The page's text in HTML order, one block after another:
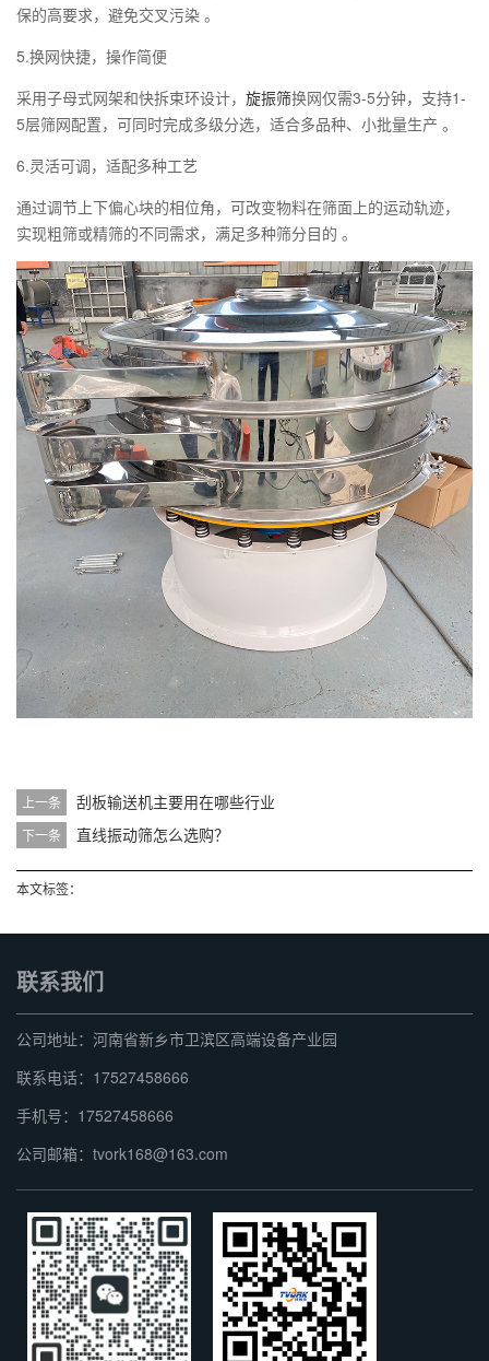
保的高要求，避免交叉污染 。
‌5.换网快捷，操作简便‌
采用子母式网架和快拆束环设计，‌ 旋振筛换网仅需3-5分钟‌，支持1-
5层筛网配置，可同时完成多级分选，适合多品种、小批量生产 。
‌6.灵活可调，适配多种工艺‌
通过调节上下偏心块的相位角，可改变物料在筛面上的运动轨迹，
实现粗筛或精筛的不同需求，满足多种筛分目的 。
上一条 刮板输送机主要用在哪些行业
下一条 直线振动筛怎么选购？
本文标签：
联系我们
公司地址：河南省新乡市卫滨区高端设备产业园
联系电话：17527458666
手机号：17527458666
公司邮箱：tvork168@163.com